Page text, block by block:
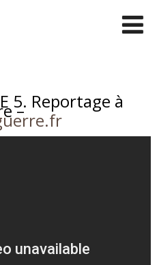
5. Reportage à
–